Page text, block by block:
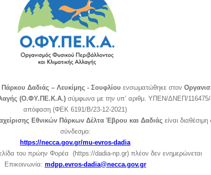
Δαδιάς – Λευκίμης - Σουφλίου ενσωματώθηκε στον
(Ο.ΦΥ.ΠΕ.Κ.Α.) σύμφωνα με την υπ’ αριθμ. ΥΠΕΝ/ΔΝΕΠ/116475/
απόφαση (ΦΕΚ 6191/Β/23-12-2021)
Εθνικών Πάρκων Δέλτα Έβρου και Δαδιάς είναι
σύνδεσμο:
https://necca.gov.gr/mu-evros-dadia
του πρώην Φορέα (https://dadia-np.gr) πλέον δεν ενημερώνεται
Επικοινωνία: mdpp.evros-dadia@necca.gov.gr